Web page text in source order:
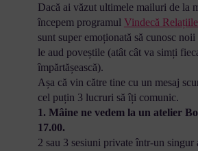
Dacă ai văzut ultimele mailuri de la
începem programul Vindecă
sunt super emoționată să cunosc
le aud poveștile (atât cât va simți
împărtășească).
Așa că vin către tine cu un mesaj
cel puțin 3 lucruri să îți comunic.
1. Mâine ne vedem la un atelier
17.00.
2 sau 3 sesiuni private într-un singur